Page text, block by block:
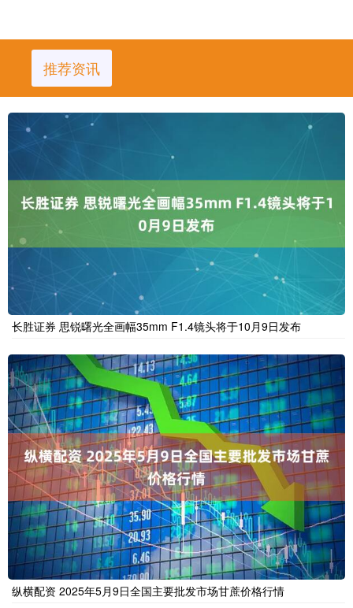
推荐资讯
长胜证券 思锐曙光全画幅35mm F1.4镜头将于10月9日发布
纵横配资 2025年5月9日全国主要批发市场甘蔗价格行情